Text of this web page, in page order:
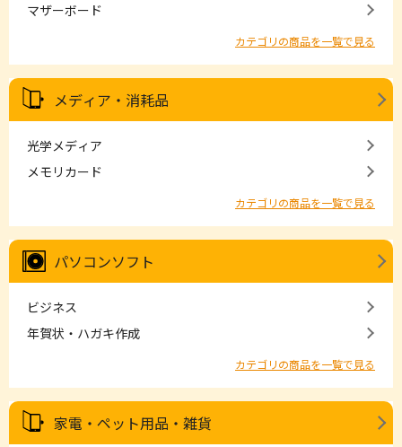
マザーボード
カテゴリの商品を一覧で見る
メディア・消耗品
光学メディア
メモリカード
カテゴリの商品を一覧で見る
パソコンソフト
ビジネス
年賀状・ハガキ作成
カテゴリの商品を一覧で見る
家電・ペット用品・雑貨